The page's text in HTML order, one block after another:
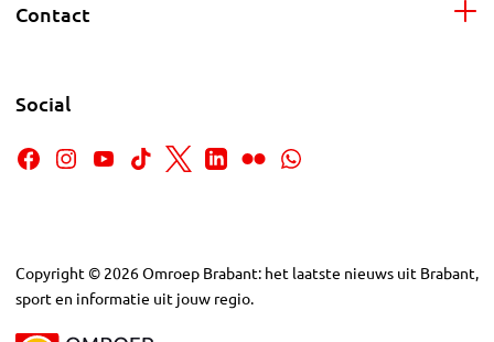
Contact
Social
Copyright © 2026Omroep Brabant: het laatste nieuws uit Brabant,
sport en informatie uit jouw regio.